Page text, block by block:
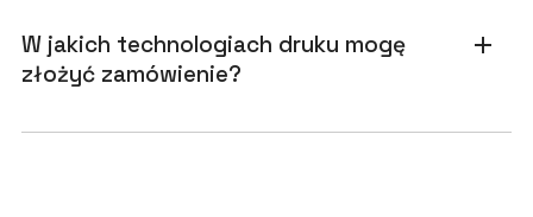
W jakich technologiach druku mogę
złożyć zamówienie?
add